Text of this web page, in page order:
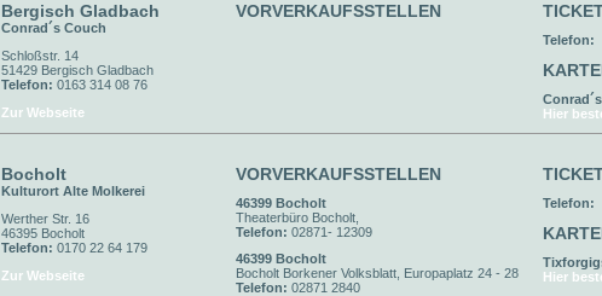
Bergisch Gladbach
Conrad´s Couch
Schloßstr. 14
51429 Bergisch Gladbach
Telefon: 0163 314 08 76
Zur Webseite
VORVERKAUFSSTELLEN
Telefon:
Hier
Bocholt
Kulturort Alte Molkerei
Werther Str. 16
46395 Bocholt
Telefon: 0170 22 64 179
Zur Webseite
VORVERKAUFSSTELLEN
46399 Bocholt
Theaterbüro Bocholt,
Telefon: 02871- 12309
46399 Bocholt
Bocholt Borkener Volksblatt, Europaplatz 24 - 28
Telefon: 02871 2840
Telefon:
Hier